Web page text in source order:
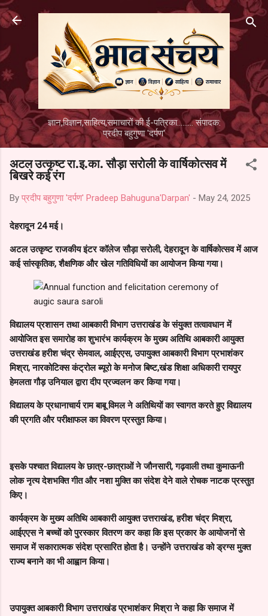
Skip to main content
ज्ञान,विज्ञान,साहित्य,समाचारों की ई-पत्रिका......... संपादक:
प्रदीप बहुगुणा 'दर्पण'
अटल उत्कृष्ट रा.इ.का. सौड़ा सरोली के वार्षिकोत्सव में
बिखरे कई रंग
By प्रदीप बहुगुणा 'दर्पण' Pradeep Bahuguna'Darpan' - May 24, 2025
देहरादून 24 मई।
अटल उत्कृष्ट राजकीय इंटर कॉलेज सौड़ा सरोली, देहरादून के वार्षिकोत्सव में आज
कई सांस्कृतिक, शैक्षणिक और खेल गतिविधियों का आयोजन किया गया।
विद्यालय प्रशासन तथा आबकारी विभाग उत्तराखंड के संयुक्त तत्वावधान में
आयोजित इस समारोह का शुभारंभ कार्यक्रम के मुख्य अतिथि आबकारी आयुक्त
उत्तराखंड हरीश चंद्र सेमवाल, आईएएस, उपायुक्त आबकारी विभाग प्रभाशंकर
मिश्रा, नारकोटिक्स कंट्रोल ब्यूरो के मनोज बिष्ट,खंड शिक्षा अधिकारी रायपुर
हेमलता गौड़ उनियाल द्वारा दीप प्रज्वलन कर किया गया।
विद्यालय के प्रधानाचार्य राम बाबू विमल ने अतिथियों का स्वागत करते हुए विद्यालय
की प्रगति और परीक्षाफल का विवरण प्रस्तुत किया।
इसके पश्चात विद्यालय के छात्र-छात्राओं ने जौनसारी, गढ़वाली तथा कुमाऊनी
लोक नृत्य देशभक्ति गीत और नशा मुक्ति का संदेश देने वाले रोचक नाटक प्रस्तुत
किए।
कार्यक्रम के मुख्य अतिथि आबकारी आयुक्त उत्तराखंड, हरीश चंद्र मिश्रा,
आईएएस ने बच्चों को पुरस्कार वितरण कर कहा कि इस प्रकार के आयोजनों से
समाज में सकारात्मक संदेश प्रसारित होता है। उन्होंने उत्तराखंड को ड्रग्स मुक्त
राज्य बनाने का भी आह्वान किया।
उपायुक्त आबकारी विभाग उत्तराखंड प्रभाशंकर मिश्रा ने कहा कि समाज में